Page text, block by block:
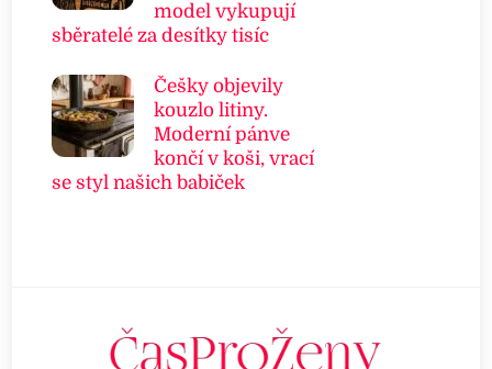
model vykupují
sběratelé za desítky tisíc
Češky objevily
kouzlo litiny.
Moderní pánve
končí v koši, vrací
se styl našich babiček